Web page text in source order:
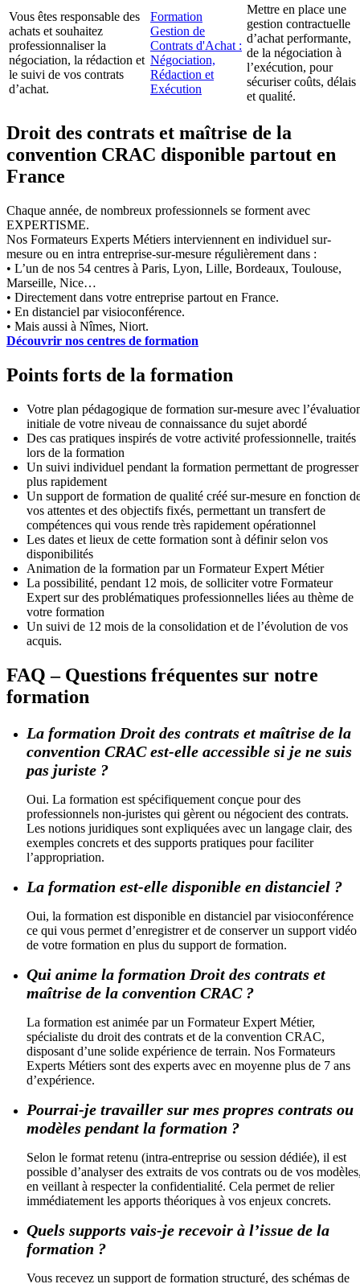
Vous êtes responsable des
achats et souhaitez
professionnaliser la
négociation, la rédaction et
le suivi de vos contrats
d’achat.
Formation
Gestion de
Contrats d'Achat :
Négociation,
Rédaction et
Exécution
Mettre en place une
gestion contractuelle
d’achat performante,
de la négociation à
l’exécution, pour
sécuriser coûts, délais
et qualité.
Droit des contrats et maîtrise de la
convention CRAC disponible partout en
France
Chaque année, de nombreux professionnels se forment avec
EXPERTISME.
Nos Formateurs Experts Métiers interviennent en individuel sur-
mesure ou en intra entreprise-sur-mesure régulièrement dans :
• L’un de nos 54 centres à Paris, Lyon, Lille, Bordeaux, Toulouse,
Marseille, Nice…
• Directement dans votre entreprise partout en France.
• En distanciel par visioconférence.
• Mais aussi à Nîmes, Niort.
Découvrir nos centres de formation
Points forts de la formation
Votre plan pédagogique de formation sur-mesure avec
initiale de votre niveau de connaissance du sujet abordé
Des cas pratiques inspirés de votre activité professionnelle, traités
lors de la formation
Un suivi individuel pendant la formation permettant de progresser
plus rapidement
Un support de formation de qualité créé sur-mesure en fonction
vos attentes et des objectifs fixés, permettant un transfert de
compétences qui vous rende très rapidement opérationnel
Les dates et lieux de cette formation sont à définir selon vos
disponibilités
Animation de la formation par un Formateur Expert Métier
La possibilité, pendant 12 mois, de solliciter votre Formateur
Expert sur des problématiques professionnelles liées au thème de
votre formation
Un suivi de 12 mois de la consolidation et de l’évolution de vos
acquis.
FAQ – Questions fréquentes sur notre
formation
La formation Droit des contrats et maîtrise de la
convention CRAC est-elle accessible si je ne suis
pas juriste ?
Oui. La formation est spécifiquement conçue pour des
professionnels non-juristes qui gèrent ou négocient des contrats.
Les notions juridiques sont expliquées avec un langage clair, des
exemples concrets et des supports pratiques pour faciliter
l’appropriation.
La formation est-elle disponible en distanciel ?
Oui, la formation est disponible en distanciel par visioconférence
ce qui vous permet d’enregistrer et de conserver un support vidéo
de votre formation en plus du support de formation.
Qui anime la formation Droit des contrats et
maîtrise de la convention CRAC ?
La formation est animée par un Formateur Expert Métier,
spécialiste du droit des contrats et de la convention CRAC,
disposant d’une solide expérience de terrain. Nos Formateurs
Experts Métiers sont des experts avec en moyenne plus de 7 ans
d’expérience.
Pourrai-je travailler sur mes propres contrats ou
modèles pendant la formation ?
Selon le format retenu (intra-entreprise ou session dédiée), il est
possible d’analyser des extraits de vos contrats ou de vos
en veillant à respecter la confidentialité. Cela permet de relier
immédiatement les apports théoriques à vos enjeux concrets.
Quels supports vais-je recevoir à l’issue de la
formation ?
Vous recevez un support de formation structuré, des schémas de